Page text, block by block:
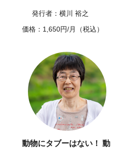
発行者：横川 裕之
価格：1,650円/月（税込）
動物にタブーはない！ 動